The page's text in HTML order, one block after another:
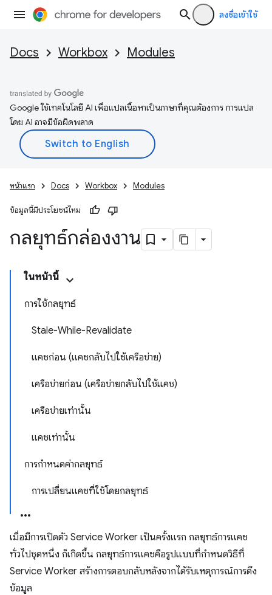
ลงชื่อเข้าใช้
Docs Workbox Modules
Google ใช้เทคโนโลยี AI เพื่อแปลเนื้อหาเป็นภาษาที่คุณต้องการ การแปล
โดย AI อาจมีข้อผิดพลาด
หน้าแรก Docs Workbox Modules
ข้อมูลนี้มีประโยชน์ไหม
กลยุทธ์กล่องงาน
ในหน้านี้
การใช้กลยุทธ์
Stale-While-Revalidate
แคชก่อน (แคชกลับไปใช้เครือข่าย)
เครือข่ายก่อน (เครือข่ายกลับไปใช้แคช)
เครือข่ายเท่านั้น
แคชเท่านั้น
การกำหนดค่ากลยุทธ์
การเปลี่ยนแคชที่ใช้โดยกลยุทธ์
เมื่อมีการเปิดตัว Service Worker เป็นครั้งแรก กลยุทธ์การแคช
ทั่วไปชุดหนึ่ง ก็เกิดขึ้น กลยุทธ์การแคชคือรูปแบบที่กำหนดวิธีที่
Service Worker สร้างการตอบกลับหลังจากได้รับเหตุการณ์การดึง
ข้อมูล